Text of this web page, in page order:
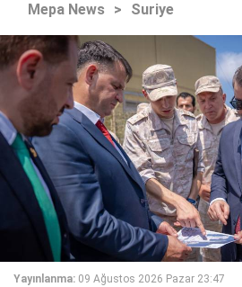
Mepa News > Suriye
Yayınlanma: 09 Ağustos 2026 Pazar 23:47